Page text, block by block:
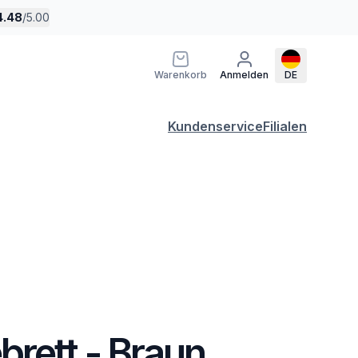
/5.00
Warenkorb Anmelden DE
KundenserviceFilialen